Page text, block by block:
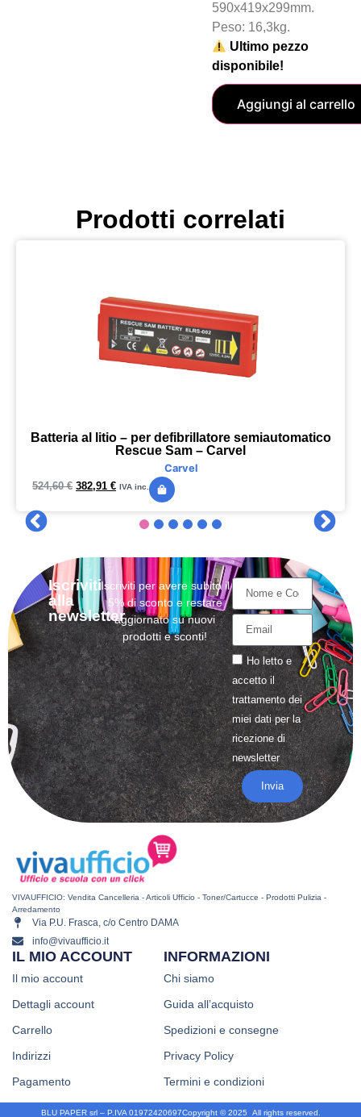
590x419x299mm.
Peso: 16,3kg.
Ultimo pezzo
disponibile!
Aggiungi al carrello
Prodotti correlati
Batteria al litio – per defibrillatore semiautomatico
Rescue Sam – Carvel
Carvel
524,60€ 382,91 € IVA inc.
Iscriviti
alla
newsletter
Iscriviti per avere subito il
5% di sconto e restare
aggiornato su nuovi
prodotti e sconti!
Ho letto e
accetto il
trattamentodei
miei dati per la
ricezione di
newsletter
Invia
VIVAUFFICIO: Vendita Cancelleria - Articoli Ufficio - Toner/Cartucce - Prodotti Pulizia -
Arredamento
Via P.U. Frasca, c/o Centro DAMA
info@vivaufficio.it
INFORMAZIONI
Chi siamo
Guida all’acquisto
Spedizioni e consegne
Privacy Policy
Termini e condizioni
IL MIO ACCOUNT
Il mio account
Dettagli account
Carrello
Indirizzi
Pagamento
Copyright © 2025. All rights reserved.
BLU PAPER srl – P.IVA 01972420697